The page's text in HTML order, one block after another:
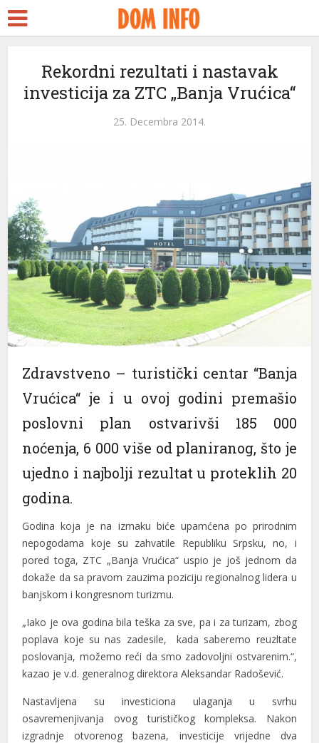
Rekordni rezultati i nastavak
investicija za ZTC „Banja Vrućica“
25. Decembra 2014.
Zdravstveno – turistički centar “Banja
Vrućica“ je i u ovoj godini premašio
poslovni plan ostvarivši 185 000
noćenja, 6 000 više od planiranog, što je
ujedno i najbolji rezultat u proteklih 20
godina.
Godina koja je na izmaku biće upamćena po prirodnim
nepogodama koje su zahvatile Republiku Srpsku, no, i
pored toga, ZTC „Banja Vrućica“ uspio je još jednom da
dokaže da sa pravom zauzima poziciju regionalnog lidera u
banjskom i kongresnom turizmu.
„Iako je ova godina bila teška za sve, pa i za turizam, zbog
poplava koje su nas zadesile, kada saberemo reuzltate
poslovanja, možemo reći da smo zadovoljni ostvarenim.“,
kazao je v.d. generalnog direktora Aleksandar Radošević.
Nastavljena su investiciona ulaganja u svrhu
osavremenjivanja ovog turističkog kompleksa. Nakon
izgradnje otvorenog bazena, investicije vrijedne dva